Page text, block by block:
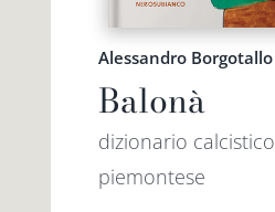
Alessandro Borgotallo
Balonà
dizionario calcistico
piemontese